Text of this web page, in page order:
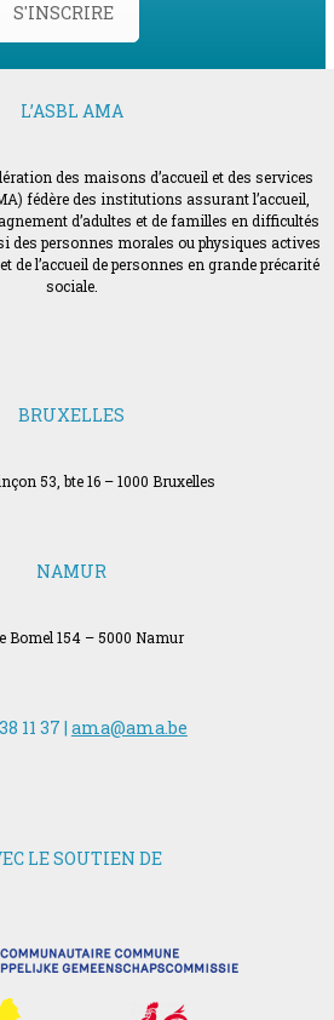
S'INSCRIRE
L’ASBL AMA
des maisons d’accueil et des services
fédère des institutions assurant l’accueil,
d’adultes et de familles en difficultés
des personnes morales ou physiques actives
de l’accueil de personnes en grande précarité
sociale.
BRUXELLES
53, bte 16 – 1000 Bruxelles
NAMUR
Bomel 154 – 5000 Namur
11 37 | ama@ama.be
LE SOUTIEN DE